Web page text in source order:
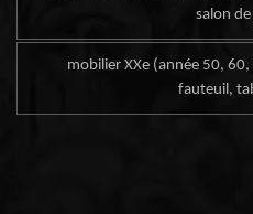
salon
mobilier XXe (année 50,
fauteuil,